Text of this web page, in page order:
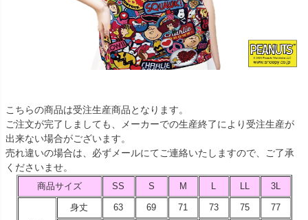
こちらの商品は受注生産商品となります。
ご注文が完了しましても、メーカーでの生産終了により受注生産が
出来ない場合がございます。
売れ違いの場合は、必ずメールにてご連絡いたしますので、ご了承
くださいませ。
商品サイズ SS S M L LL 3L
身丈 63 69 71 73 75 77